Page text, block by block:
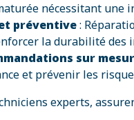
nécessitant une
préventive:
la durabilité des
sur
et prévenir les
experts,